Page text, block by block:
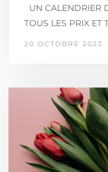
UN CALENDRIER
TOUS LES PRIX ET
20 OCTOBRE 2023